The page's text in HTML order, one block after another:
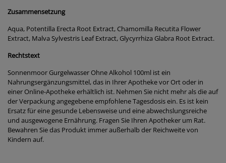
Zusammensetzung
Aqua, Potentilla Erecta Root Extract, Chamomilla Recutita Flower
Extract, Malva Sylvestris Leaf Extract, Glycyrrhiza Glabra Root Extract.
Rechtstext
Sonnenmoor Gurgelwasser Ohne Alkohol 100ml ist ein
Nahrungsergänzungsmittel, das in Ihrer Apotheke vor Ort oder in
einer Online-Apotheke erhältlich ist. Nehmen Sie nicht mehr als die auf
der Verpackung angegebene empfohlene Tagesdosis ein. Es ist kein
Ersatz für eine gesunde Lebensweise und eine abwechslungsreiche
und ausgewogene Ernährung. Fragen Sie Ihren Apotheker um Rat.
Bewahren Sie das Produkt immer außerhalb der Reichweite von
Kindern auf.